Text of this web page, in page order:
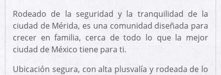
Rodeado de la seguridad y la tranquilidad de la
ciudad de Mérida, es una comunidad diseñada para
crecer en familia, cerca de todo lo que la mejor
ciudad de México tiene para ti.
Ubicación segura, con alta plusvalía y rodeada de lo